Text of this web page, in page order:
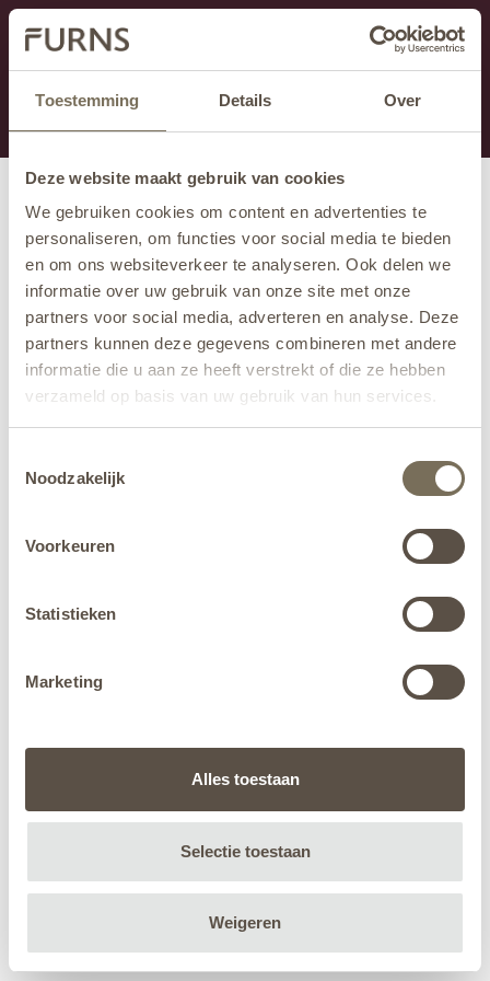
Toestemming Details Over
Deze website maakt gebruik van cookies
We gebruiken cookies om content en advertenties te
personaliseren, om functies voor social media te bieden
en om ons websiteverkeer te analyseren. Ook delen we
informatie over uw gebruik van onze site met onze
partners voor social media, adverteren en analyse. Deze
partners kunnen deze gegevens combineren met andere
informatie die u aan ze heeft verstrekt of die ze hebben
verzameld op basis van uw gebruik van hun services.
jehier.
Noodzakelijk
Voorkeuren
Statistieken
Marketing
Alles toestaan
Selectie toestaan
Weigeren
Cette section est actuellement en maintenance.
Si vous manquez des informations, vous pouvez nous
appeler au +31 413 395 295 ou nous envoyer un e-